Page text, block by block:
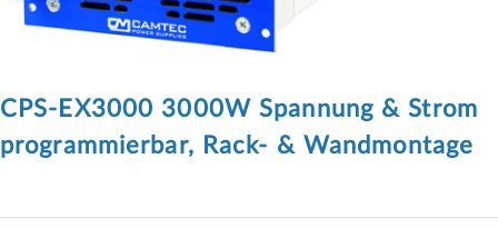
CPS-EX3000 3000W Spannung & Strom
programmierbar, Rack- & Wandmontage